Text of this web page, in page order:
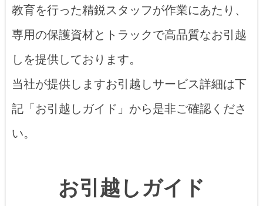
教育を行った精鋭スタッフが作業にあたり、
専用の保護資材とトラックで高品質なお引越
しを提供しております。
当社が提供しますお引越しサービス詳細は下
記「お引越しガイド」から是非ご確認くださ
い。
お引越しガイド